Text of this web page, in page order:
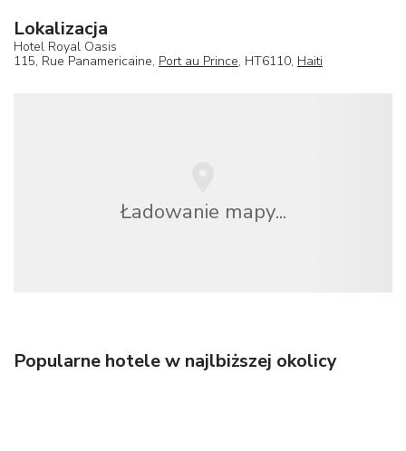
Lokalizacja
Hotel Royal Oasis
115, Rue Panamericaine, Port au Prince, HT6110, Haiti
Ładowanie mapy...
Popularne hotele w najlbiższej okolicy